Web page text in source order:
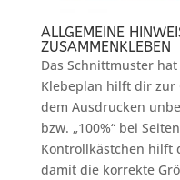
ALLGEMEINE
ZUSAMMENKLEBEN
Das Schnittmuster
Klebeplan hilft dir zur
dem Ausdrucken
bzw. „100%“ bei
Kontrollkästchen hilft
damit die korrekte